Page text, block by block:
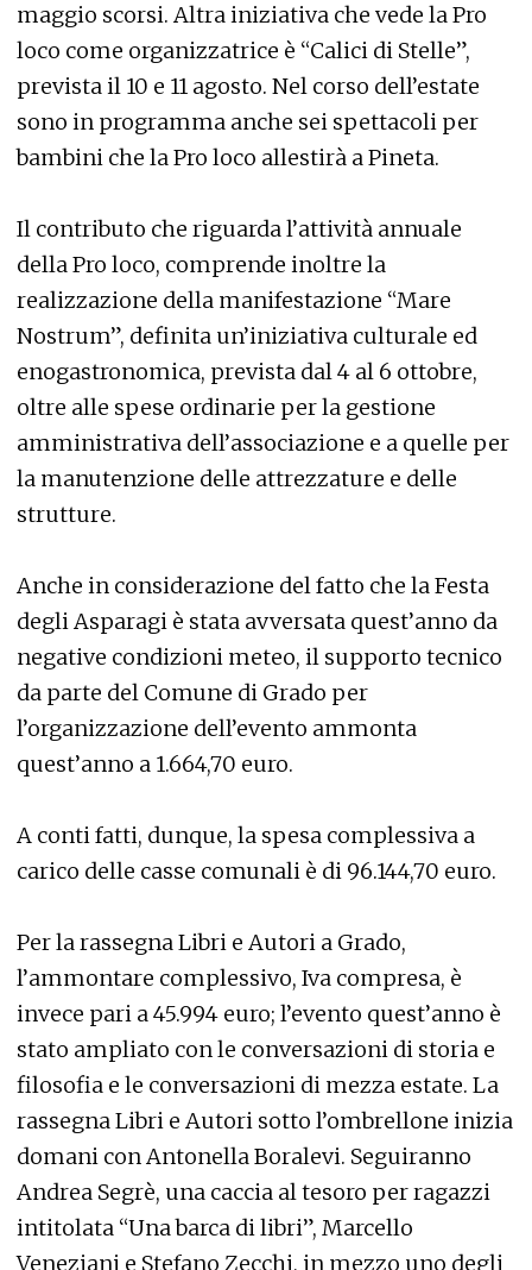
maggio scorsi. Altra iniziativa che vede la Pro
loco come organizzatrice è “Calici di Stelle”,
prevista il 10 e 11 agosto. Nel corso dell’estate
sono in programma anche sei spettacoli per
bambini che la Pro loco allestirà a Pineta.
Il contributo che riguarda l’attività annuale
della Pro loco, comprende inoltre la
realizzazione della manifestazione “Mare
Nostrum”, definita un’iniziativa culturale ed
enogastronomica, prevista dal 4 al 6 ottobre,
oltre alle spese ordinarie per la gestione
amministrativa dell’associazione e a quelle per
la manutenzione delle attrezzature e delle
strutture.
Anche in considerazione del fatto che la Festa
degli Asparagi è stata avversata quest’anno da
negative condizioni meteo, il supporto tecnico
da parte del Comune di Grado per
l’organizzazione dell’evento ammonta
quest’anno a 1.664,70 euro.
A conti fatti, dunque, la spesa complessiva a
carico delle casse comunali è di 96.144,70 euro.
Per la rassegna Libri e Autori a Grado,
l’ammontare complessivo, Iva compresa, è
invece pari a 45.994 euro; l’evento quest’anno è
stato ampliato con le conversazioni di storia e
filosofia e le conversazioni di mezza estate. La
rassegna Libri e Autori sotto l’ombrellone inizia
domani con Antonella Boralevi. Seguiranno
Andrea Segrè, una caccia al tesoro per ragazzi
intitolata “Una barca di libri”, Marcello
Veneziani e Stefano Zecchi, in mezzo uno degli